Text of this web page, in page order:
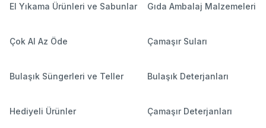
El Yıkama Ürünleri ve Sabunlar Gıda Ambalaj Malzemeleri
Çok Al Az Öde Çamaşır Suları
Bulaşık Süngerleri ve Teller Bulaşık Deterjanları
Hediyeli Ürünler Çamaşır Deterjanları